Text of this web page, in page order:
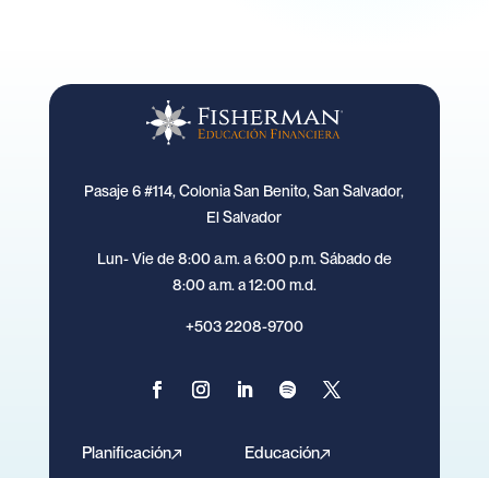
Pasaje 6 #114, Colonia San Benito, San Salvador,
El Salvador
Lun- Vie de 8:00 a.m. a 6:00 p.m. Sábado de
8:00 a.m. a 12:00 m.d.
+503 2208-9700
Planificación Educación